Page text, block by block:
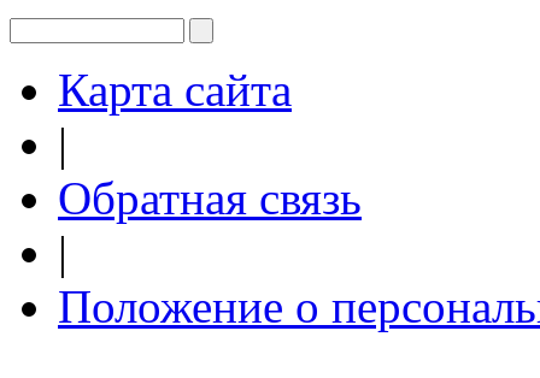
Карта сайта
|
Обратная связь
|
Положение о